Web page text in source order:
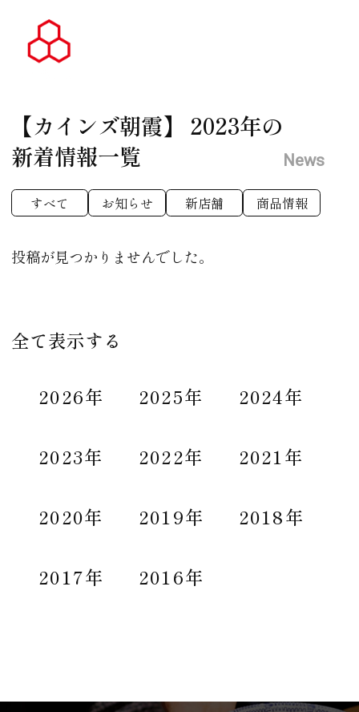
【カインズ朝霞】 2023年の
新着情報一覧
News
すべて お知らせ 新店舗 商品情報
投稿が見つかりませんでした。
全て表示する
2026年 2025年 2024年
2023年 2022年 2021年
2020年 2019年 2018年
2017年 2016年